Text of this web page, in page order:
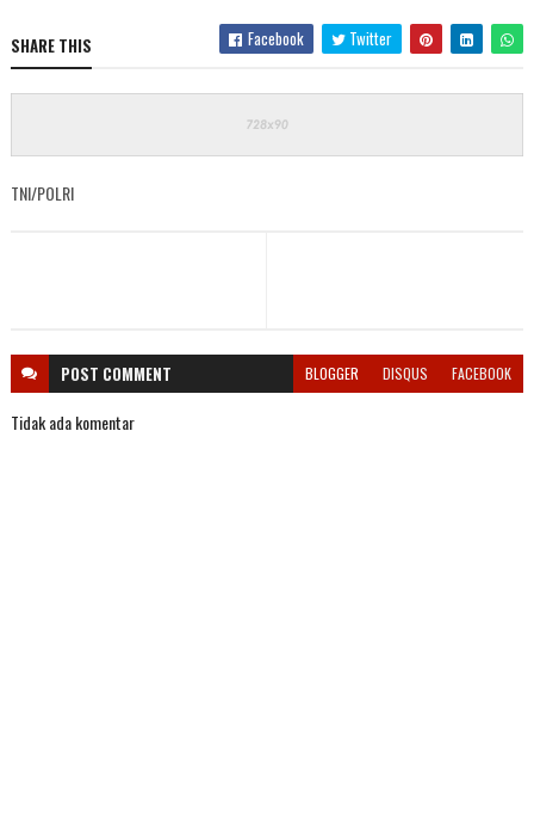
SHARE THIS Facebook Twitter
TNI/POLRI
POST COMMENT BLOGGER DISQUS FACEBOOK
Tidak ada komentar